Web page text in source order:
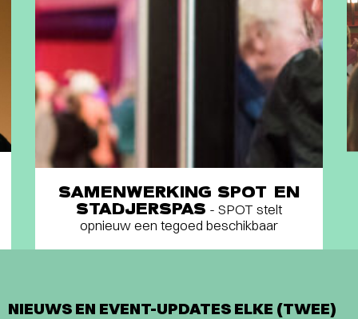
SAMENWERKING SPOT EN
STADJERSPAS - SPOT stelt
opnieuw een tegoed beschikbaar
NIEUWS EN EVENT-UPDATES ELKE (TWEE)